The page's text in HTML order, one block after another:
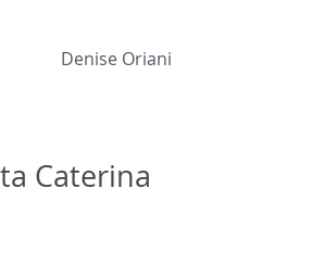
Denise Oriani
Caterina